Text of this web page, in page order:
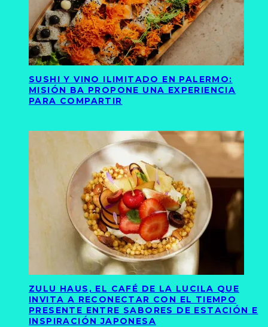
SUSHI Y VINO ILIMITADO EN PALERMO:
MISIÓN BA PROPONE UNA EXPERIENCIA
PARA COMPARTIR
ZULU HAUS, EL CAFÉ DE LA LUCILA QUE
INVITA A RECONECTAR CON EL TIEMPO
PRESENTE ENTRE SABORES DE ESTACIÓN E
INSPIRACIÓN JAPONESA